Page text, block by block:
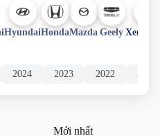
HyundaiHondaMazda Geely Xem
2024 2023 2022 2021
Mới nhất